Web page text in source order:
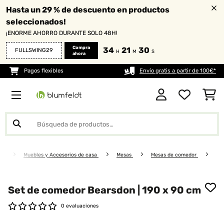
Hasta un 29 % de descuento en productos
seleccionados!
¡ENORME AHORRO DURANTE SOLO 48H!
FULLSWING29
Compra
ahora
34 H 21 M 29 S
Pagos flexibles Envío gratis a partir de 100€*
Muebles y Accesorios de casa Mesas Mesas de comedor
Set de comedor Bearsdon | 190 x 90 cm
0 evaluaciones